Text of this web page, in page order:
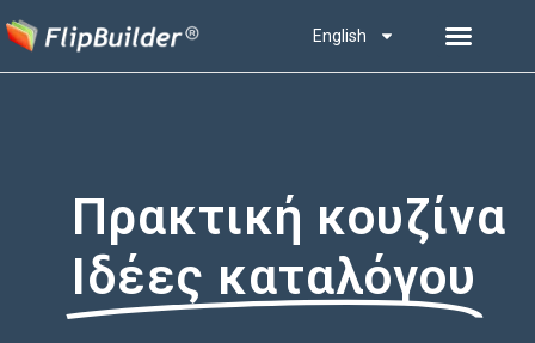
English
Πρακτική κουζίνα
Ιδέες καταλόγου